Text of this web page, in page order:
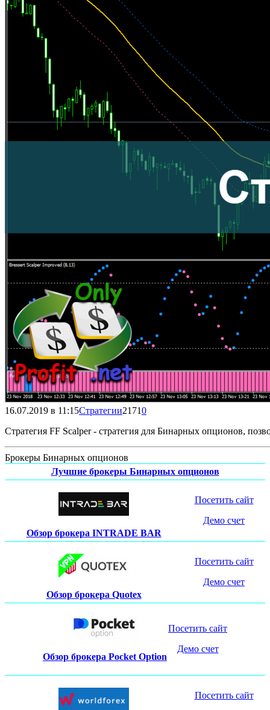
16.07.2019 в 11:15Стратегии21710
Стратегия FF Scalper - стратегия для Бинарных опционов,
Брокеры Бинарных опционов
Лучшие брокеры Бинарных опционов
Обзор брокера INTRADE BAR
Посетить сайт
Демо счет
Обзор брокера Quotex
Посетить сайт
Демо счет
Обзор брокера Pocket Option
Посетить сайт
Демо счет
Посетить сайт